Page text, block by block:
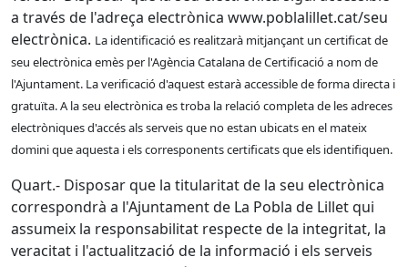
a través de l'adreça electrònica www.poblalillet.cat/seu
electrònica. La identificació es realitzarà mitjançant un certificat de
seu electrònica emès per l'Agència Catalana de Certificació a nom de
l'Ajuntament. La verificació d'aquest estarà accessible de forma directa i
gratuïta.A la seu electrònica es troba la relació completa de les adreces
electròniques d'accés als serveis que no estan ubicats en el mateix
domini que aquesta i els corresponents certificats que els identifiquen.
Quart.- Disposar que la titularitat de la seu electrònica
correspondrà a l'Ajuntament de La Pobla de Lillet qui
assumeix la responsabilitat respecte de la integritat, la
veracitat i l'actualització de la informació i els serveis